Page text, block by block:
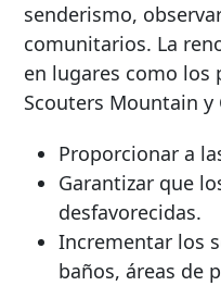
senderismo,
comunitarios. La
en lugares como los
Scouters Mountain
Proporcionar a
Garantizar que
desfavorecidas.
Incrementar los
baños, áreas de